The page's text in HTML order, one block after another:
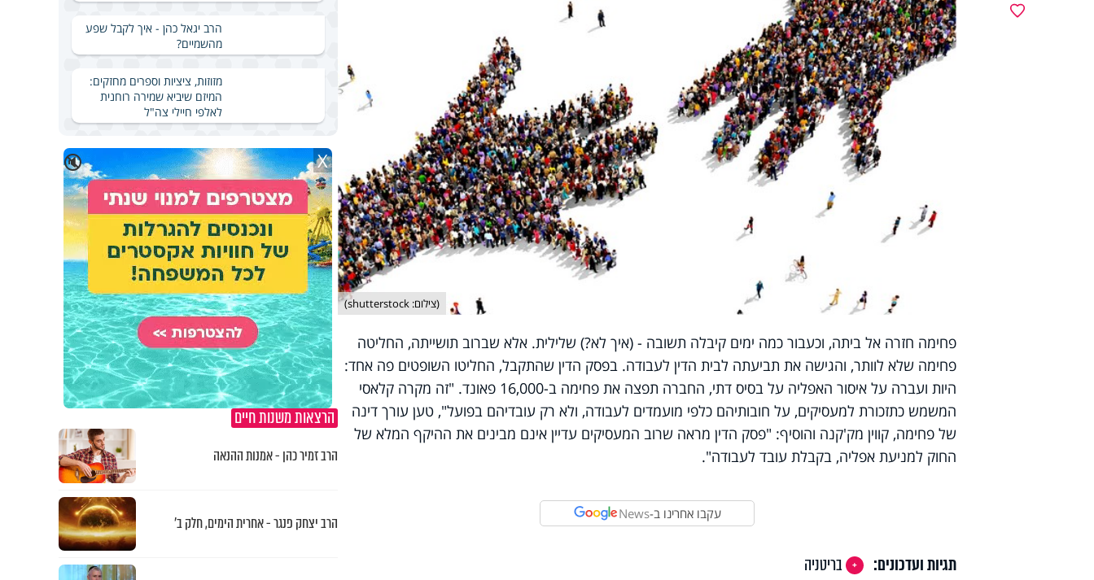
(צילום: shutterstock)
פחימה חזרה אל ביתה, וכעבור כמה ימים קיבלה תשובה - (איך לא?) שלילית. אלא שברוב תושייתה, החליטה
פחימה שלא לוותר, והגישה את תביעתה לבית הדין לעבודה. בפסק הדין שהתקבל, החליטו השופטים פה אחד:
היות ועברה על איסור האפליה על בסיס דתי, החברה תפצה את פחימה ב-16,000 פאונד. "זה מקרה קלאסי
המשמש כתזכורת למעסיקים, על חובותיהם כלפי מועמדים לעבודה, ולא רק עובדיהם בפועל", טען עורך דינה
של פחימה, קווין מק'קנה והוסיף: "פסק הדין מראה שרוב המעסיקים עדיין אינם מבינים את ההיקף המלא של
החוק למניעת אפליה, בקבלת עובד לעבודה".
עקבו אחרינו ב-News
תגיות ועדכונים: בריטניה
הרב יגאל כהן - איך לקבל שפע
מהשמיים?
מזוזות, ציציות וספרים מחזקים:
המיזם שיביא שמירה רוחנית
לאלפי חיילי צה"ל
🔇 X
הרצאות משנות חיים
הרב זמיר כהן - אמנות ההנאה
הרב יצחק פנגר - אחרית הימים, חלק ב’